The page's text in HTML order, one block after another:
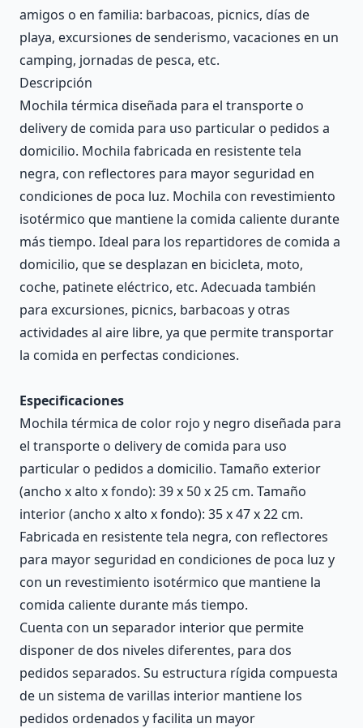
amigos o en familia: barbacoas, picnics, días de
playa, excursiones de senderismo, vacaciones en un
camping, jornadas de pesca, etc.
Descripción
Mochila térmica diseñada para el transporte o
delivery de comida para uso particular o pedidos a
domicilio. Mochila fabricada en resistente tela
negra, con reflectores para mayor seguridad en
condiciones de poca luz. Mochila con revestimiento
isotérmico que mantiene la comida caliente durante
más tiempo. Ideal para los repartidores de comida a
domicilio, que se desplazan en bicicleta, moto,
coche, patinete eléctrico, etc. Adecuada también
para excursiones, picnics, barbacoas y otras
actividades al aire libre, ya que permite transportar
la comida en perfectas condiciones.
Especificaciones
Mochila térmica de color rojo y negro diseñada para
el transporte o delivery de comida para uso
particular o pedidos a domicilio. Tamaño exterior
(ancho x alto x fondo): 39 x 50 x 25 cm. Tamaño
interior (ancho x alto x fondo): 35 x 47 x 22 cm.
Fabricada en resistente tela negra, con reflectores
para mayor seguridad en condiciones de poca luz y
con un revestimiento isotérmico que mantiene la
comida caliente durante más tiempo.
Cuenta con un separador interior que permite
disponer de dos niveles diferentes, para dos
pedidos separados. Su estructura rígida compuesta
de un sistema de varillas interior mantiene los
pedidos ordenados y facilita un mayor